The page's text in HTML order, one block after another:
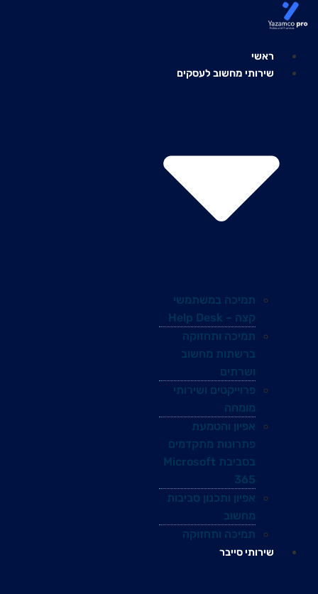
לתוכן
ראשי
שירותי מחשוב לעסקים
תמיכה במשתמשי
קצה – Help Desk
תמיכה ותחזוקה
ברשתות מחשוב
ושרתים
פרוייקטים ושירותי
מומחה
אפיון והטמעת
פתרונות מתקדמים
בסביבת Microsoft
365
אפיון ותכנון סביבות
מחשוב
תמיכה ותחזוקה
שירותי סייבר